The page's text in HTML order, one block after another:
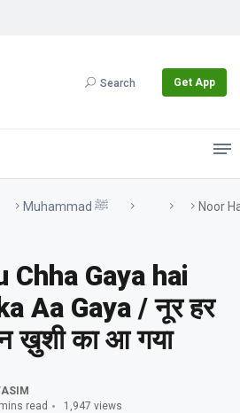
Search Get App
Muhammad ﷺ Noor
Chha Gaya hai
Aa Gaya / नूर हर
ख़ुशी का आ गया
read 1,947 views